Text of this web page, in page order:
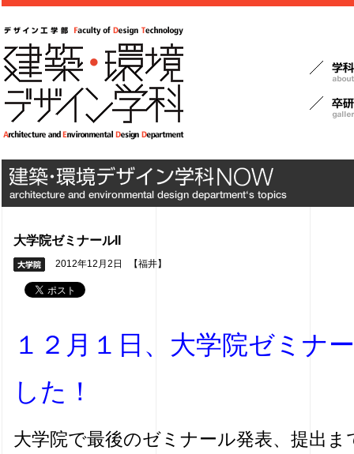
大学院ゼミナールII
2012年12月2日 【福井】
１２月１日、大学院ゼミナ
した！
大学院で最後のゼミナール発表、提出